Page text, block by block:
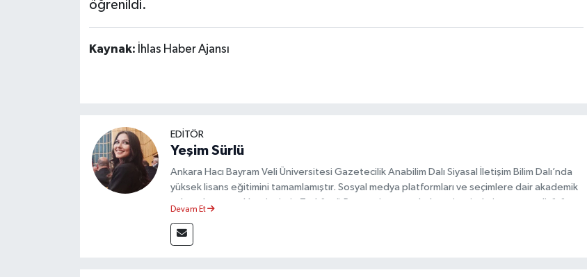
öğrenildi.
Kaynak: İhlas Haber Ajansı
EDİTÖR
Yeşim Sürlü
Ankara Hacı Bayram Veli Üniversitesi Gazetecilik Anabilim Dalı Siyasal İletişim Bilim Dalı’nda
yüksek lisans eğitimini tamamlamıştır. Sosyal medya platformları ve seçimlere dair akademik
çalışmalar gerçekleştirmiştir. Taşköprü Postası internet haber sitesinde internet editörü
Devam Et